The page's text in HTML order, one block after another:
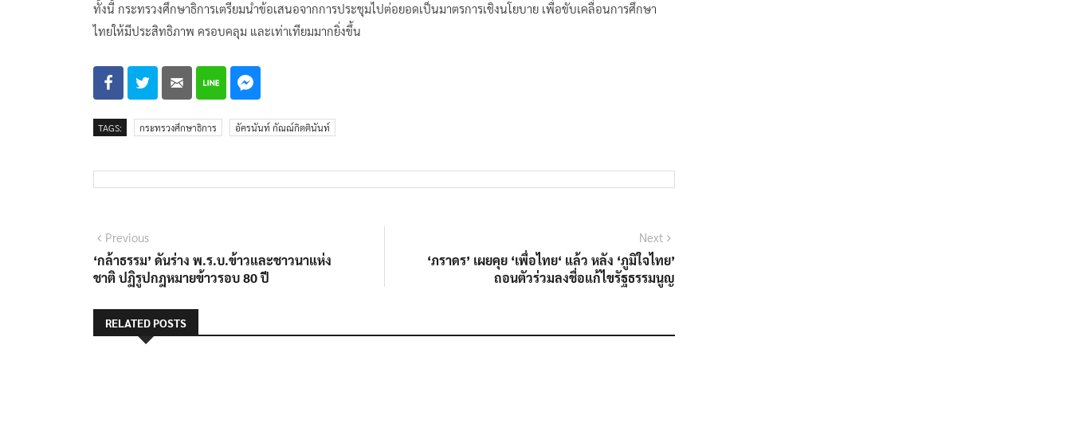
ทั้งนี้ กระทรวงศึกษาธิการเตรียมนำข้อเสนอจากการประชุมไปต่อยอดเป็นมาตรการเชิงนโยบาย เพื่อขับเคลื่อนการศึกษา
ไทยให้มีประสิทธิภาพ ครอบคลุม และเท่าเทียมมากยิ่งขึ้น
TAGS: กระทรวงศึกษาธิการ อัครนันท์ กัณณ์กิตตินันท์
แนะแนว
เรื่อง
PreviousPrevious
post:
‘กล้าธรรม’ ดันร่าง พ.ร.บ.ข้าวและชาวนาแห่ง
ชาติ ปฏิรูปกฎหมายข้าวรอบ 80 ปี
Next
‘ภราดร’ เผยคุย ‘เพื่อไทย‘ แล้ว หลัง ‘ภูมิใจไทย’
ถอนตัวร่วมลงชื่อแก้ไขรัฐธรรมนูญ
RELATED POSTS